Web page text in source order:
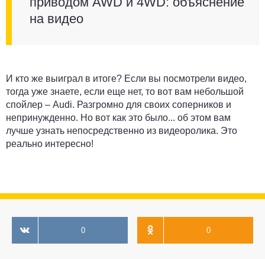
на видео
И кто же выиграл в итоге? Если вы посмотрели видео,
тогда уже знаете, если еще нет, то вот вам небольшой
спойлер – Audi. Разгромно для своих соперников и
непринужденно. Но вот как это было... об этом вам
лучше узнать непосредственно из видеоролика. Это
реально интересно!
0 0